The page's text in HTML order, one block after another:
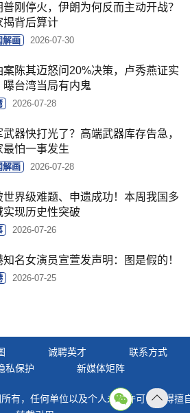
普刚停火，伊朗为何反而主动开战？
揭背后算计
解画 2026-07-30
案陈其迈怒问20%决策，卢秀燕证实
曝台湾当局有内鬼
2026-07-28
武器快打光了？高端武器库存告急，
最怕一事发生
解画 2026-07-28
世界级难题、申遗成功！本周我国多
实现历史性突破
2026-07-26
知名女演员宣萱发声明：图是假的！
2026-07-25
诚聘英才
联系方式
私保护 新媒体矩阵
有，任何单位以及个人未经许可，不得擅